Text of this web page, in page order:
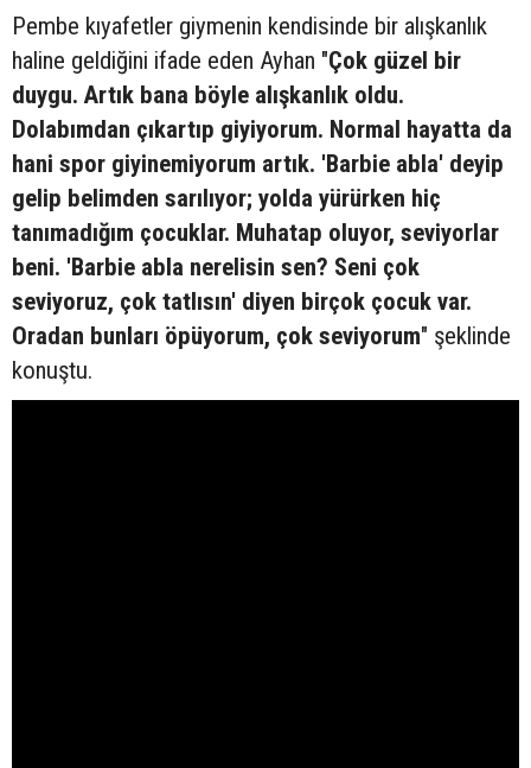
Pembe kıyafetler giymenin kendisinde bir alışkanlık
haline geldiğini ifade eden Ayhan "Çok güzel bir
duygu. Artık bana böyle alışkanlık oldu.
Dolabımdan çıkartıp giyiyorum. Normal hayatta da
hani spor giyinemiyorum artık. 'Barbie abla' deyip
gelip belimden sarılıyor; yolda yürürken hiç
tanımadığım çocuklar. Muhatap oluyor, seviyorlar
beni. 'Barbie abla nerelisin sen? Seni çok
seviyoruz, çok tatlısın' diyen birçok çocuk var.
Oradan bunları öpüyorum, çok seviyorum" şeklinde
konuştu.